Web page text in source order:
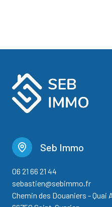
Seb Immo
06 21 66 21 44
sebastien@sebimmo.fr
Chemin des Douaniers - Quai